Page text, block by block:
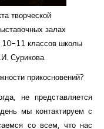
творческой
залах
10-11 классов школы
Сурикова.
прикосновений?
не представляется
мы контактируем с
со всем, что нас